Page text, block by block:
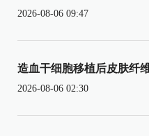
2026-08-06 09:47
造血干细胞移植后皮肤纤
2026-08-06 02:30